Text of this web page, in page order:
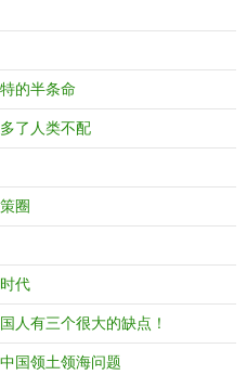
的半条命
了人类不配
圈
代
人有三个很大的缺点！
国领土领海问题